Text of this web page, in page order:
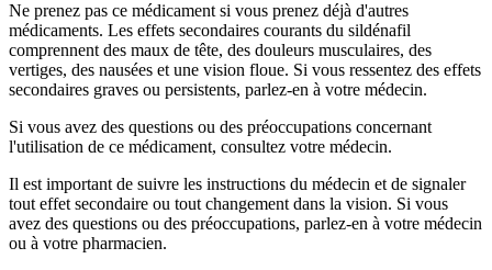
Ne prenez pas ce médicament si vous prenez déjà d'autres
médicaments. Les effets secondaires courants du sildénafil
comprennent des maux de tête, des douleurs musculaires, des
vertiges, des nausées et une vision floue. Si vous ressentez des effets
secondaires graves ou persistents, parlez-en à votre médecin.
Si vous avez des questions ou des préoccupations concernant
l'utilisation de ce médicament, consultez votre médecin.
Il est important de suivre les instructions du médecin et de signaler
tout effet secondaire ou tout changement dans la vision. Si vous
avez des questions ou des préoccupations, parlez-en à votre médecin
ou à votre pharmacien.